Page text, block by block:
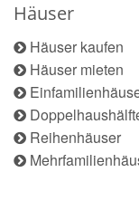
Häuser
Häuser kaufen
Häuser mieten
Reihenhäuser